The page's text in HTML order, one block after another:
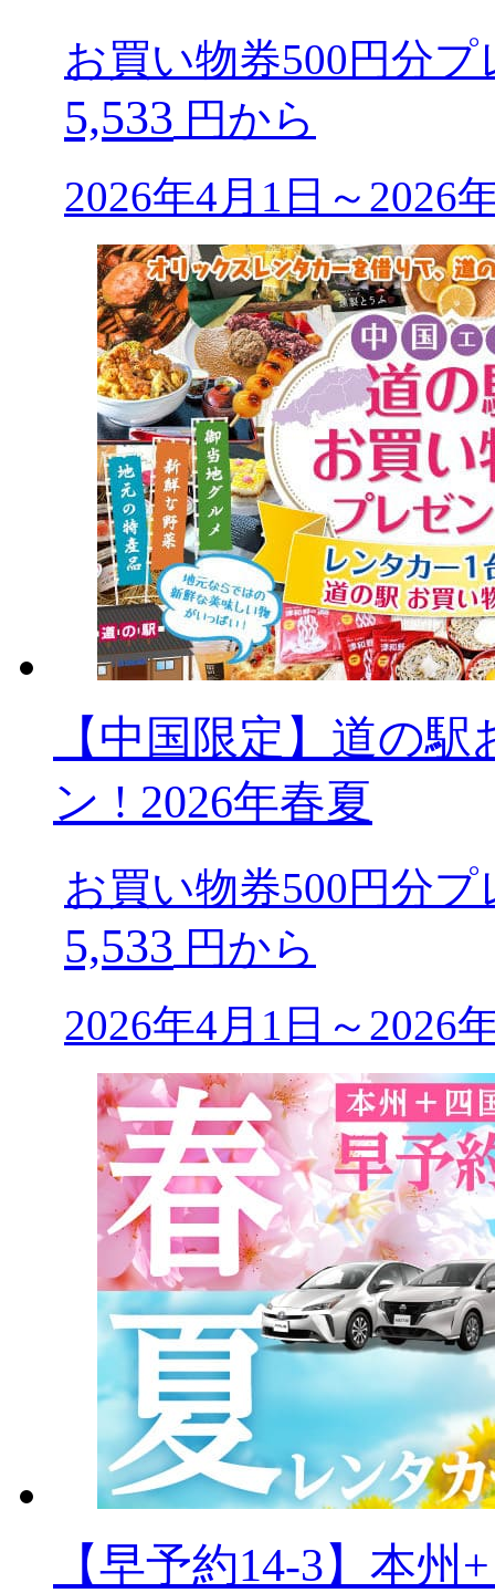
お買い物券500円分
5,533 円から
2026年4月1日～2026
【中国限定】道の
ン ! 2026年春夏
お買い物券500円分
5,533 円から
2026年4月1日～2026
【早予約14-3】本